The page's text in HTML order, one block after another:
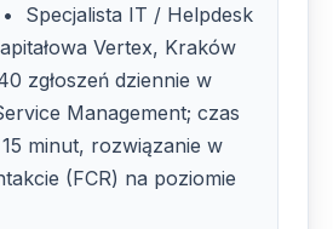
Specjalista IT / Helpdesk
Vertex, Kraków
zgłoszeń dziennie w
Management; czas
minut, rozwiązanie w
(FCR) na poziomie